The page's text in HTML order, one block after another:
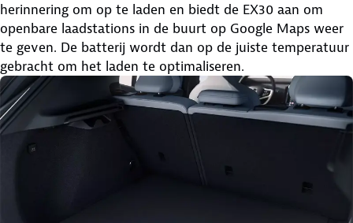
herinnering om op te laden en biedt de EX30 aan om
openbare laadstations in de buurt op Google Maps weer
te geven. De batterij wordt dan op de juiste temperatuur
gebracht om het laden te optimaliseren.